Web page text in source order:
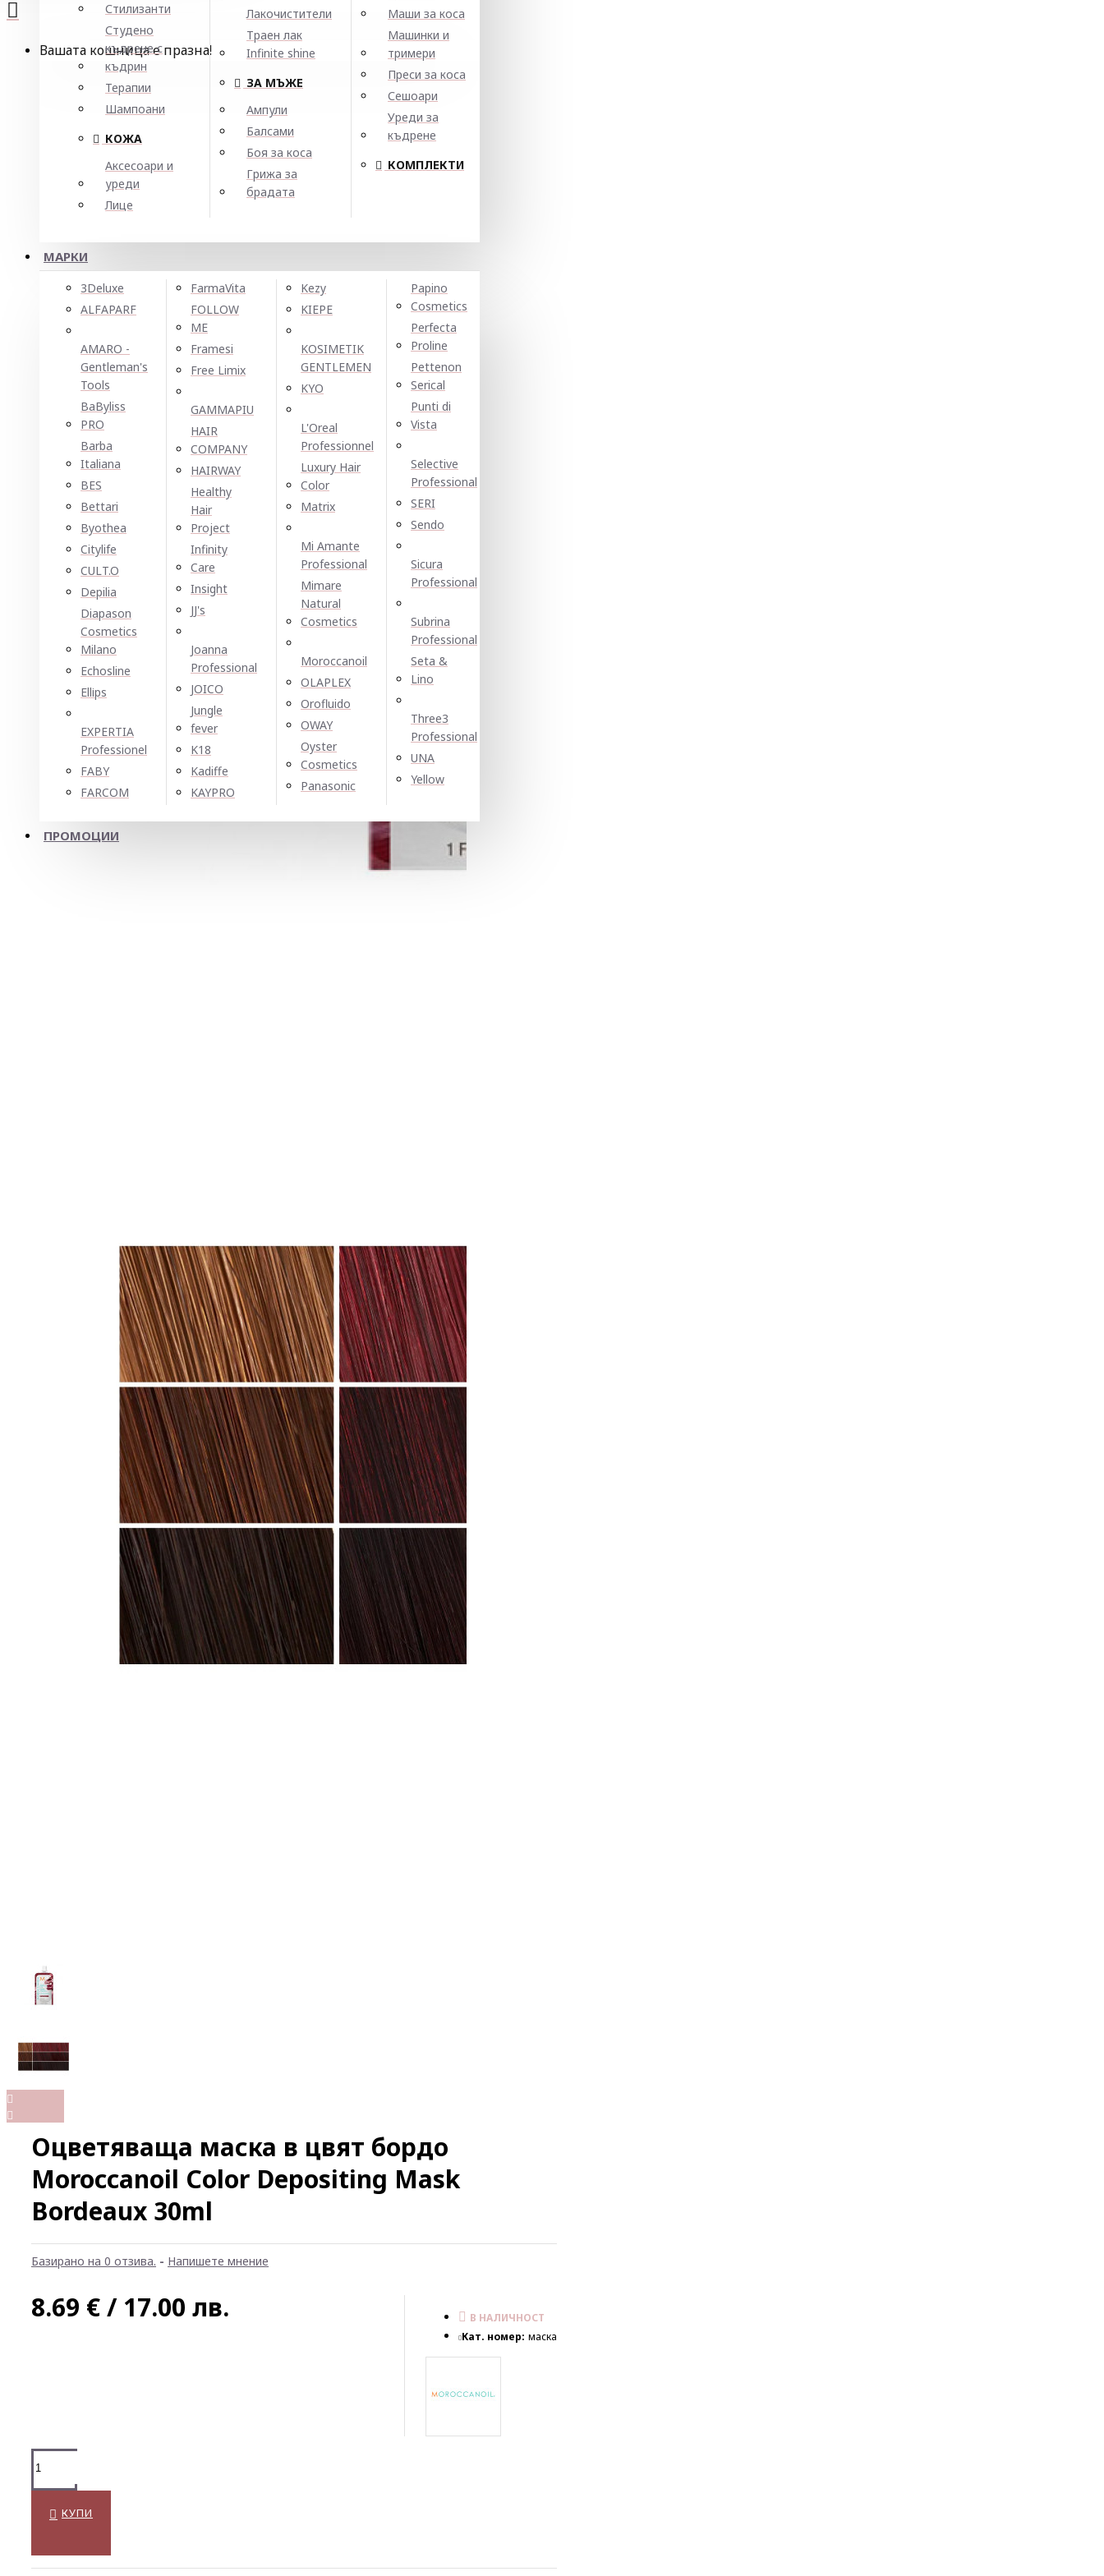
Стилизанти
Студено
къдрене с
къдрин
Терапии
Шампоани
КОЖА
Аксесоари и
уреди
Лице
Лакочистители
Траен лак
Infinite shine
ЗА МЪЖЕ
Ампули
Балсами
Боя за коса
Грижа за
брадата
Маши за коса
Машинки и
тримери
Преси за коса
Сешоари
Уреди за
къдрене
КОМПЛЕКТИ
МАРКИ
3Deluxe
ALFAPARF
AMARO -
Gentleman's
Tools
BaByliss
PRO
Barba
Italiana
BES
Bettari
Byothea
Citylife
CULT.O
Depilia
Diapason
Cosmetics
Milano
Echosline
Ellірѕ
EXPERTIA
Professionel
FABY
FARCOM
FarmaVita
FOLLOW
ME
Framesi
Free Limix
GAMMAPIU
HAIR
COMPANY
HAIRWAY
Healthy
Hair
Project
Infinity
Care
Insight
JJ's
Joanna
Professional
JOICO
Jungle
fever
K18
Kadiffe
KAYPRO
Kezy
KIEPE
KOSIMETIK
GENTLEMEN
KYO
L'Oreal
Professionnel
Luxury Hair
Color
Matrix
Mi Amante
Professional
Mimare
Natural
Cosmetics
Moroccanoil
OLAPLEX
Orofluido
OWAY
Oyster
Cosmetics
Panasonic
Papino
Cosmetics
Perfecta
Proline
Pettenon
Serical
Punti di
Vista
Selective
Professional
SERI
Sendo
Sicura
Professional
Subrina
Professional
Seta &
Lino
Three3
Professional
UNA
Yellow
ПРОМОЦИИ
Вашата кошница е празна!
Оцветяваща маска в цвят бордо
Moroccanoil Color Depositing Mask
Bordeaux 30ml
Базирано на 0 отзива. - Напишете мнение
8.69 € / 17.00 лв.
В НАЛИЧНОСТ
Кат. номер: маска
КУПИ